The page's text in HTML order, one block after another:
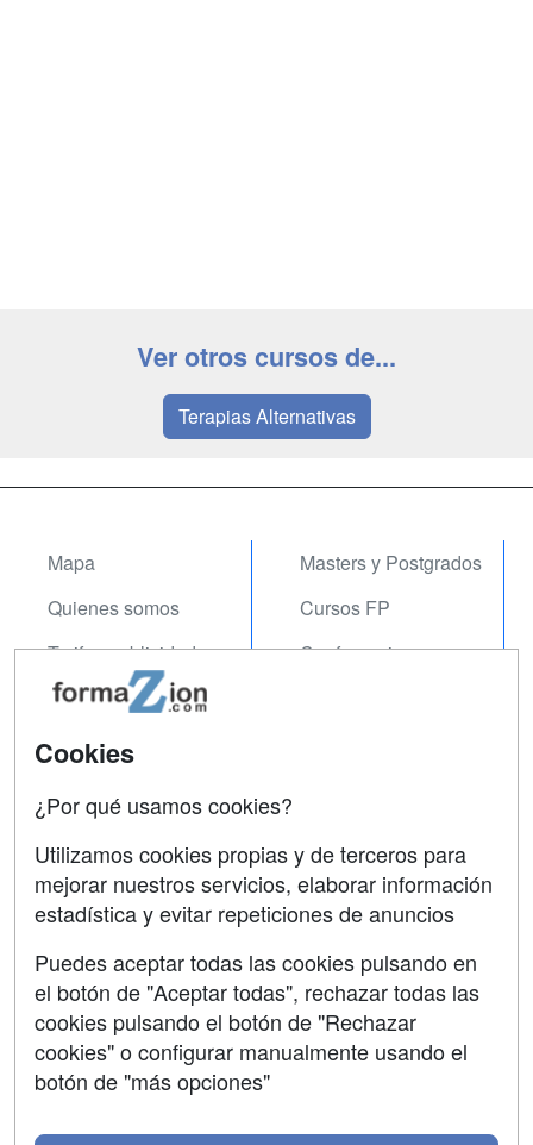
Ver otros cursos de...
Terapias Alternativas
Mapa
Quienes somos
Tarifas publicidad
Acceso Usuarios
Acceso Centros
Masters y Postgrados
Cursos FP
Conferencias
Contactar
Confidencialidad
Aviso legal
Copyleft
Cookies
¿Por qué usamos cookies?
Utilizamos cookies propias y de terceros para
mejorar nuestros servicios, elaborar información
estadística y evitar repeticiones de anuncios
Puedes aceptar todas las cookies pulsando en
el botón de "Aceptar todas", rechazar todas las
cookies pulsando el botón de "Rechazar
cookies" o configurar manualmente usando el
botón de "más opciones"